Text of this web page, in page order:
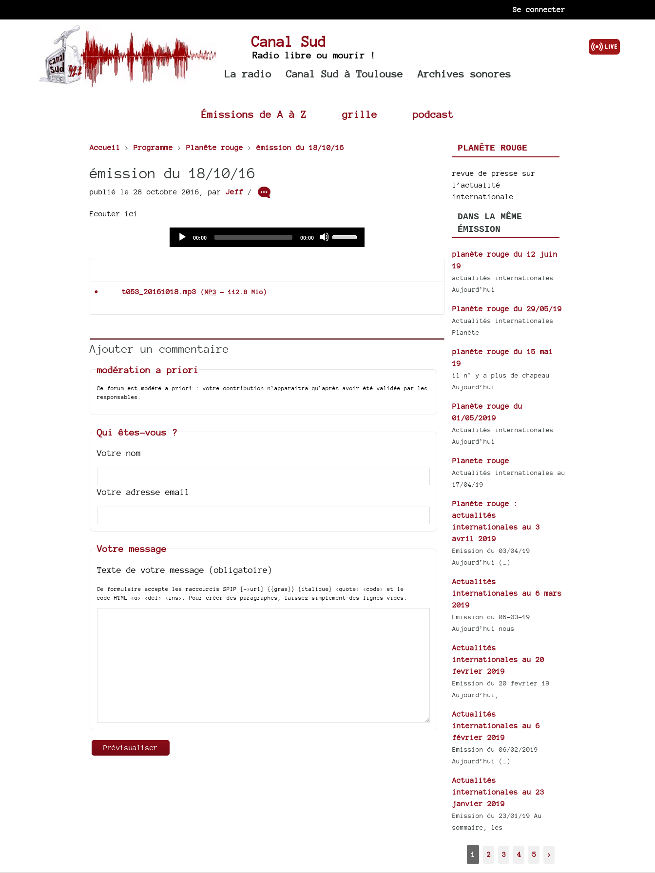
Se connecter
Canal Sud
Radio libre ou mourir !
La radio Canal Sud à Toulouse Archives sonores
Émissions de A à Z grille podcast
Accueil > Programme > Planête rouge > émission du 18/10/16
émission du 18/10/16
publié le 28 octobre 2016 par Jeff /
Ecouter ici
Current
00:00
Total
00:00
decrease
t053_20161018.mp3 (MP3 - 112.8 Mio)
Ajouter un commentaire
modération a priori
Ce forum est modéré a priori : votre contribution n’apparaîtra qu’après avoir été validée par les
responsables.
Qui êtes-vous ?
Votre nom
Votre adresse email
Votre message
Texte de votre message (obligatoire)
Ce formulaire accepte les raccourcis SPIP [->url] {{gras}} {italique} <quote> <code>
et le
code HTML <q> <del> <ins> . Pour créer des paragraphes, laissez simplement des lignes vides.
PLANÊTE ROUGE
revue de presse sur
l’actualité
internationale
DANS LA MÊME
ÉMISSION
planète rouge du 12 juin
19
actualités internationales
Aujourd’hui
Planète rouge du 29/05/19
Actualités internationales
Planète
planète rouge du 15 mai
19
il n’ y a plus de chapeau
Aujourd’hui
Planète rouge du
01/05/2019
Actualités internationales
Aujourd’hui
Planete rouge
Actualités internationales au
17/04/19
Planète rouge :
actualités
internationales au 3
avril 2019
Emission du 03/04/19
Aujourd’hui (…)
Actualités
internationales au 6 mars
2019
Emission du 06-03-19
Aujourd’hui nous
Actualités
internationales au 20
fevrier 2019
Emission du 20 fevrier 19
Aujourd’hui,
Actualités
internationales au 6
février 2019
Emission du 06/02/2019
Aujourd’hui (…)
Actualités
internationales au 23
janvier 2019
Emission du 23/01/19 Au
sommaire, les
1 2 3 4 5 >